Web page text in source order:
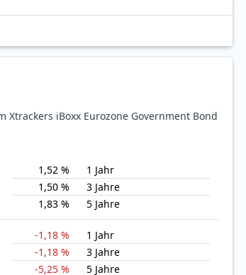
iBoxx Eurozone Government Bond
1,52 %
1 Jahr
1,50 %
3 Jahre
1,83 %
5 Jahre
-1,18 %
1 Jahr
-1,18 %
3 Jahre
-5,25 %
5 Jahre